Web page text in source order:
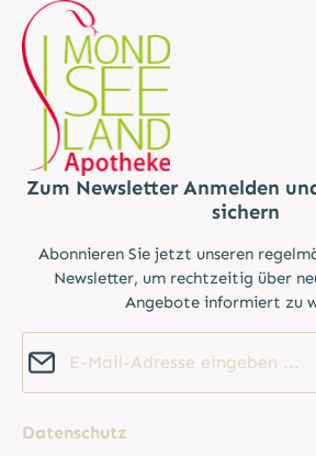
Zum Newsletter Anmelden
sichern
Abonnieren Sie jetzt unseren
Newsletter, um rechtzeitig über
Angebote informiert zu
Datenschutz